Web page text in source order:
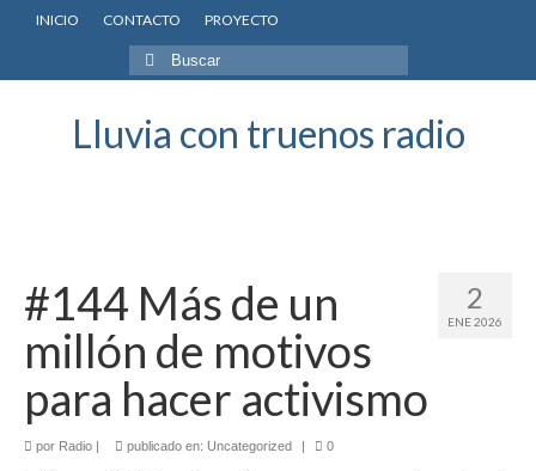
INICIO CONTACTO PROYECTO
Buscar
por:
Lluvia con truenos radio
2
ENE 2026
#144 Más de un
millón de motivos
para hacer activismo
por Radio | publicado en: Uncategorized | 0